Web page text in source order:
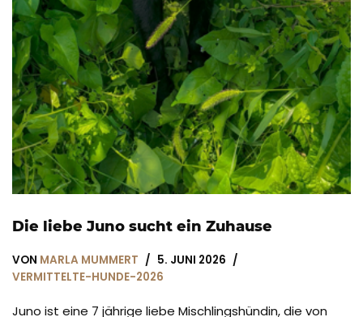
Die liebe Juno sucht ein Zuhause
VON MARLA MUMMERT
5. JUNI 2026
VERMITTELTE-HUNDE-2026
Juno ist eine 7 jährige liebe Mischlingshündin, die von